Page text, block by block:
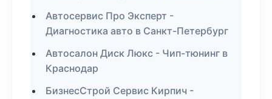
Автосервис Про Эксперт -
Диагностика авто в Санкт-Петербург
Автосалон Диск Люкс - Чип-тюнинг в
Краснодар
БизнесСтрой Сервис Кирпич -